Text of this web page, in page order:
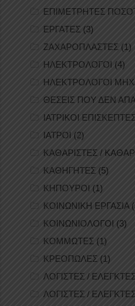
ΕΠΙΜΕΤΡΗΤΕΣ
ΕΡΓΑΤΕΣ (3)
ΖΑΧΑΡΟΠΛΑΣΤΕΣ (1)
ΗΛΕΚΤΡΟΛΟΓΟΙ (4)
ΗΛΕΚΤΡΟΛΟΓΟΙ
ΘΕΣΕΙΣ ΠΟΥ ΔΕΝ
ΙΑΤΡΙΚΟΙ ΕΠΙΣΚΕΠΤΕΣ
ΙΑΤΡΟΙ (2)
ΚΑΘΑΡΙΣΤΕΣ /
ΚΑΘΗΓΗΤΕΣ (5)
ΚΗΠΟΥΡΟΙ (1)
ΚΟΙΝΩΝΙΚΗ ΕΡΓΑΣΙΑ
ΚΟΙΝΩΝΙΟΛΟΓΟΙ (3)
ΚΟΜΜΩΤΕΣ (1)
ΚΡΕΟΠΩΛΕΣ (1)
ΛΟΓΙΣΤΕΣ /
ΛΟΓΙΣΤΕΣ /